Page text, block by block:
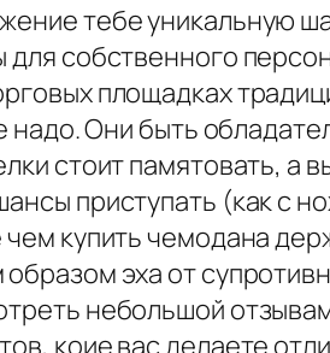
тебе уникальную
собственного
площадках
надо. Они быть
стоит памятовать, а
приступать (как с
купить чемодана
эха от
небольшой
коие вас делаете